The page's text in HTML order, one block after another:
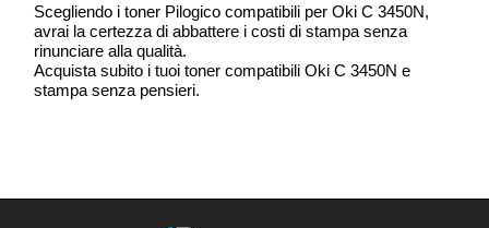
Scegliendo i toner Pilogico compatibili per Oki C 3450N,
avrai la certezza di abbattere i costi di stampa senza
rinunciare alla qualità.
Acquista subito i tuoi toner compatibili Oki C 3450N e
stampa senza pensieri.